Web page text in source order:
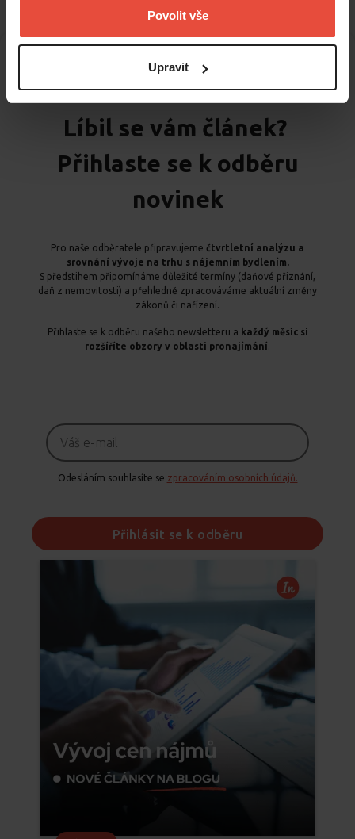
Povolit vše
Upravit
Líbil se vám článek?
Přihlaste se k odběru
novinek
Pro naše odběratele připravujeme čtvrtletní analýzu a
srovnání vývoje na trhu s nájemním bydlením.
S předstihem připomínáme důležité termíny (daňové přiznání,
daň z nemovitosti) a přehledně zpracováváme aktuální změny
zákonů či nařízení.
Přihlaste se k odběru našeho newsletteru a každý měsíc si
rozšíříte obzory v oblasti pronajímání.
Odesláním souhlasíte se zpracováním osobních údajů.
Přihlásit se k odběru